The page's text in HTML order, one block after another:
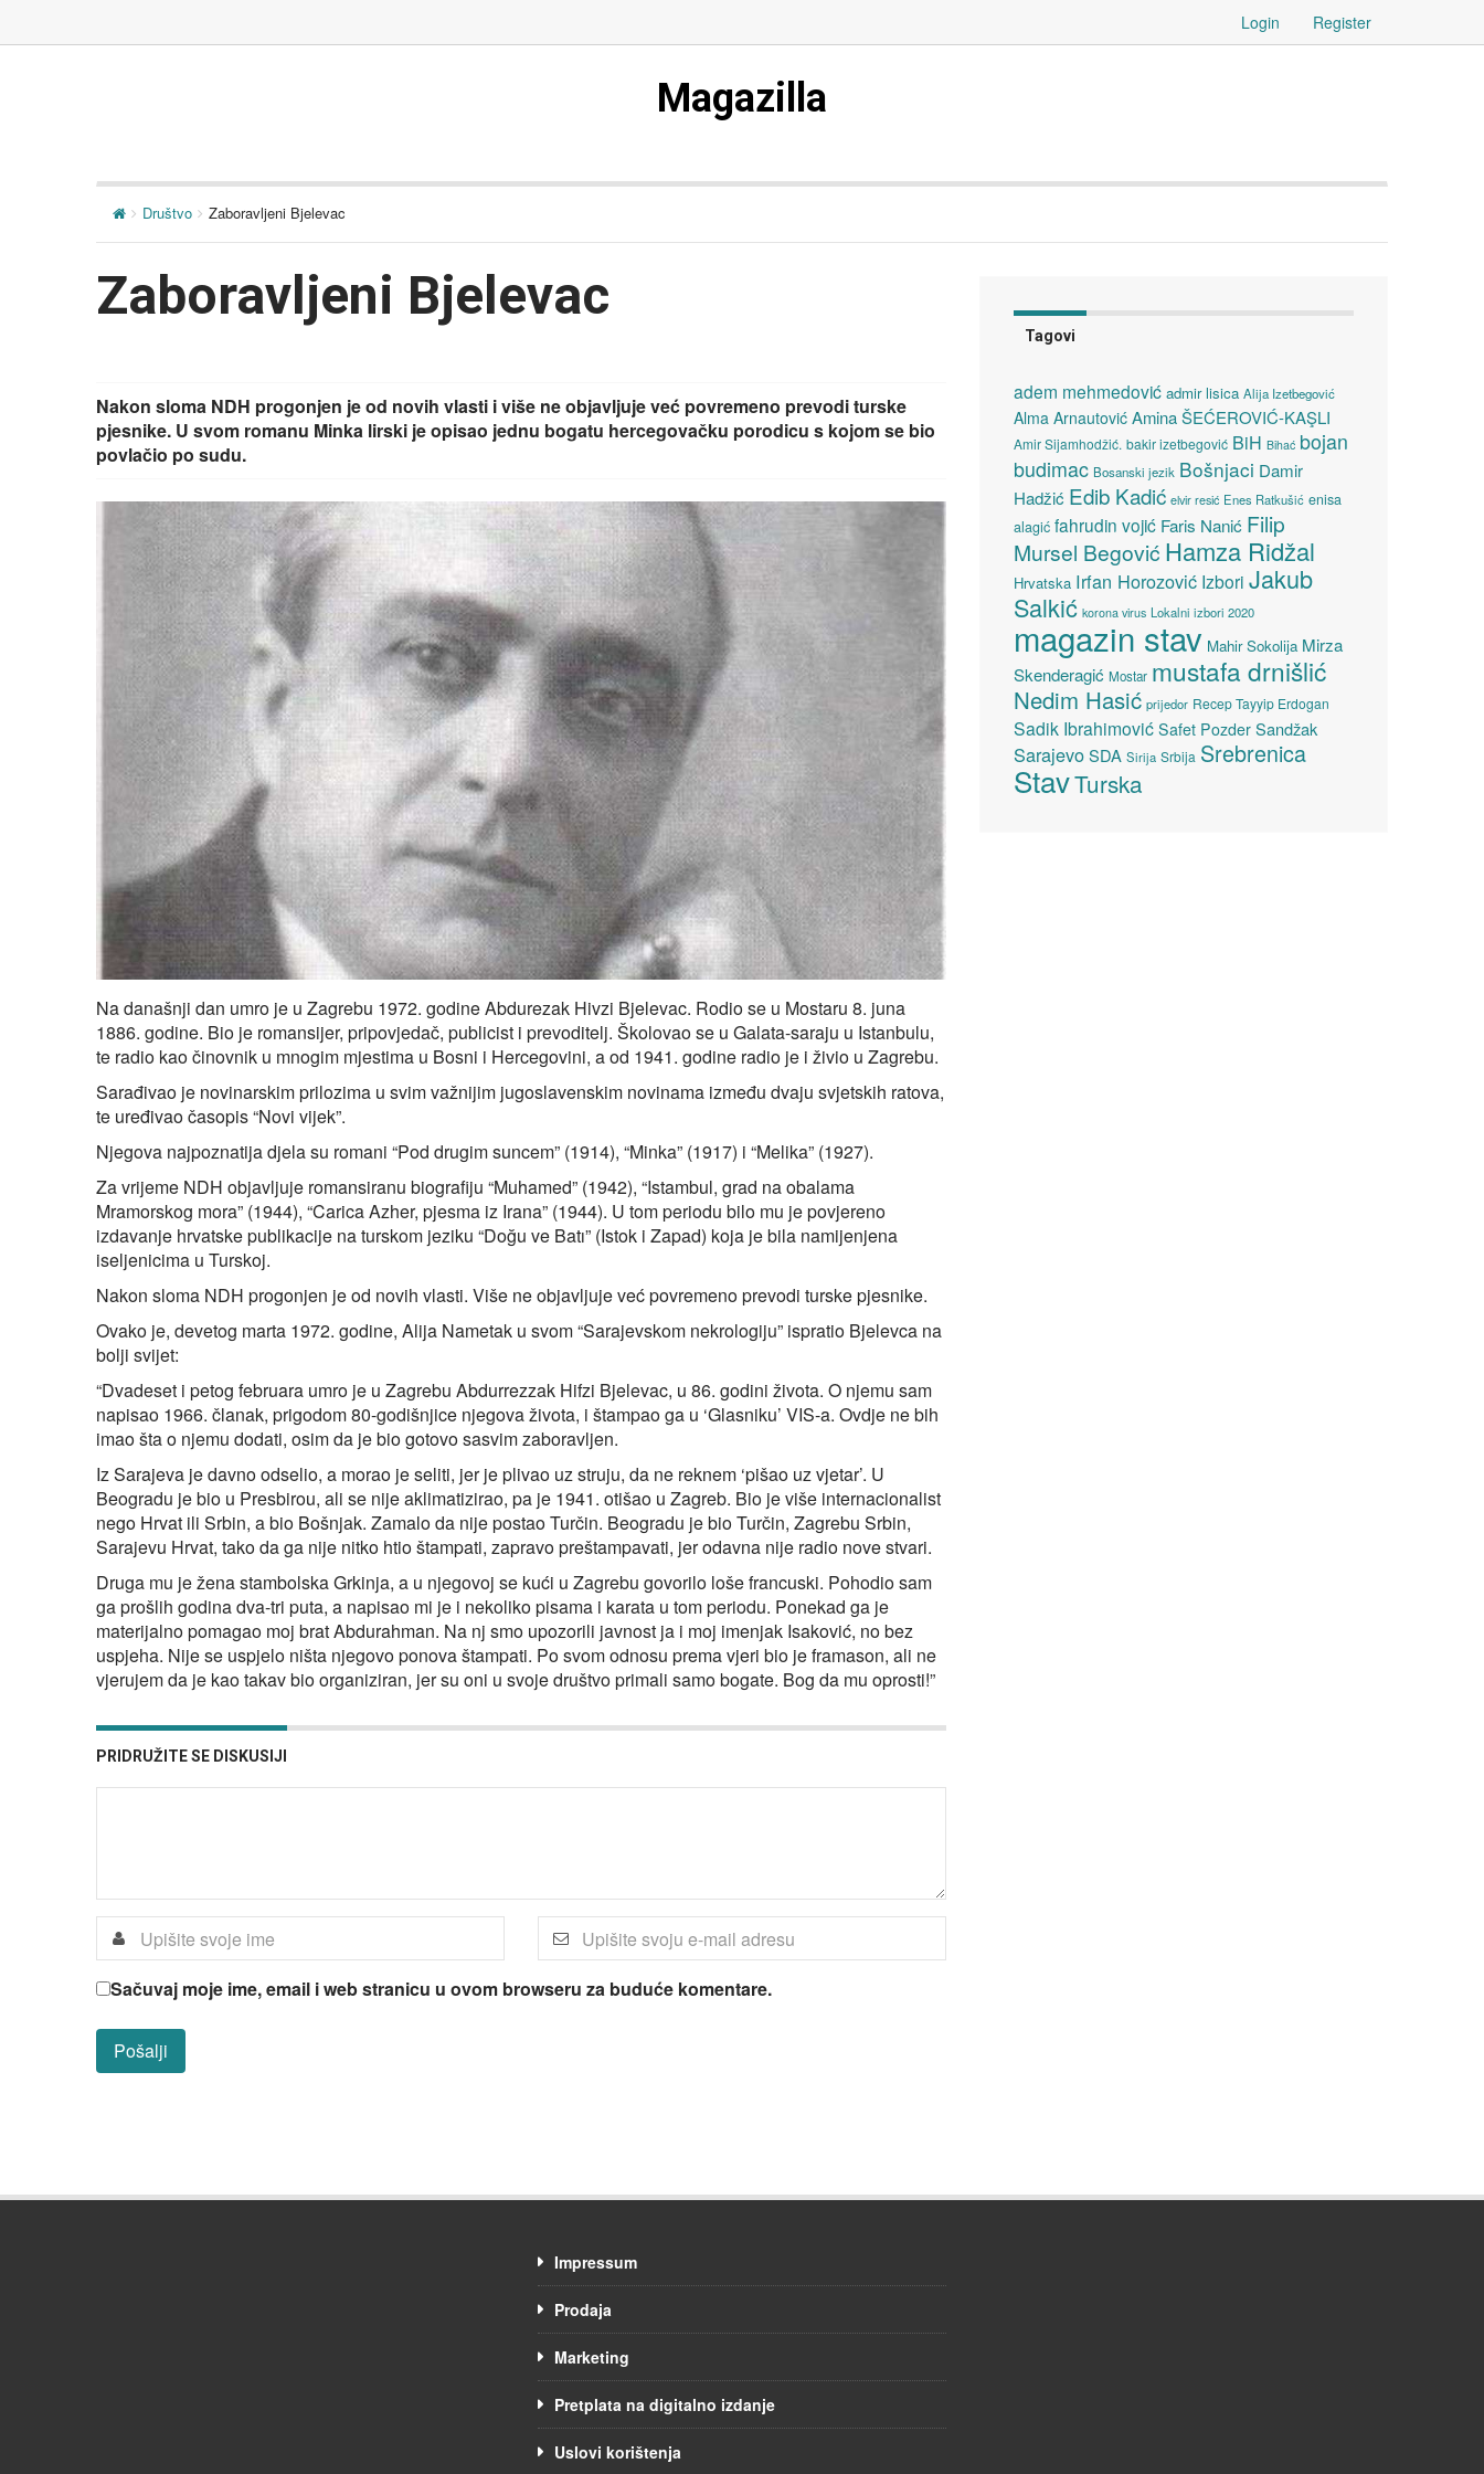
Login Register
Magazilla
Društvo Zaboravljeni Bjelevac
Zaboravljeni Bjelevac
Nakon sloma NDH progonjen je od novih vlasti i više ne objavljuje već povremeno prevodi turske
pjesnike. U svom romanu Minka lirski je opisao jednu bogatu hercegovačku porodicu s kojom se bio
povlačio po sudu.
Na današnji dan umro je u Zagrebu 1972. godine Abdurezak Hivzi Bjelevac. Rodio se u Mostaru 8. juna
1886. godine. Bio je romansijer, pripovjedač, publicist i prevoditelj. Školovao se u Galata-saraju u Istanbulu,
te radio kao činovnik u mnogim mjestima u Bosni i Hercegovini, a od 1941. godine radio je i živio u Zagrebu.
Sarađivao je novinarskim prilozima u svim važnijim jugoslavenskim novinama između dvaju svjetskih ratova,
te uređivao časopis “Novi vijek”.
Njegova najpoznatija djela su romani “Pod drugim suncem” (1914), “Minka” (1917) i “Melika” (1927).
Za vrijeme NDH objavljuje romansiranu biografiju “Muhamed” (1942), “Istambul, grad na obalama
Mramorskog mora” (1944), “Carica Azher, pjesma iz Irana” (1944). U tom periodu bilo mu je povjereno
izdavanje hrvatske publikacije na turskom jeziku “Doğu ve Batı” (Istok i Zapad) koja je bila namijenjena
iseljenicima u Turskoj.
Nakon sloma NDH progonjen je od novih vlasti. Više ne objavljuje već povremeno prevodi turske pjesnike.
Ovako je, devetog marta 1972. godine, Alija Nametak u svom “Sarajevskom nekrologiju” ispratio Bjelevca na
bolji svijet:
“Dvadeset i petog februara umro je u Zagrebu Abdurrezzak Hifzi Bjelevac, u 86. godini života. O njemu sam
napisao 1966. članak, prigodom 80-godišnjice njegova života, i štampao ga u ‘Glasniku’ VIS-a. Ovdje ne bih
imao šta o njemu dodati, osim da je bio gotovo sasvim zaboravljen.
Iz Sarajeva je davno odselio, a morao je seliti, jer je plivao uz struju, da ne reknem ‘pišao uz vjetar’. U
Beogradu je bio u Presbirou, ali se nije aklimatizirao, pa je 1941. otišao u Zagreb. Bio je više internacionalist
nego Hrvat ili Srbin, a bio Bošnjak. Zamalo da nije postao Turčin. Beogradu je bio Turčin, Zagrebu Srbin,
Sarajevu Hrvat, tako da ga nije nitko htio štampati, zapravo preštampavati, jer odavna nije radio nove stvari.
Druga mu je žena stambolska Grkinja, a u njegovoj se kući u Zagrebu govorilo loše francuski. Pohodio sam
ga prošlih godina dva-tri puta, a napisao mi je i nekoliko pisama i karata u tom periodu. Ponekad ga je
materijalno pomagao moj brat Abdurahman. Na nj smo upozorili javnost ja i moj imenjak Isaković, no bez
uspjeha. Nije se uspjelo ništa njegovo ponova štampati. Po svom odnosu prema vjeri bio je framason, ali ne
vjerujem da je kao takav bio organiziran, jer su oni u svoje društvo primali samo bogate. Bog da mu oprosti!”
PRIDRUŽITE SE DISKUSIJI
Sačuvaj moje ime, email i web stranicu u ovom browseru za buduće komentare.
Tagovi
adem mehmedović admir lisica Alija Izetbegović
Alma Arnautović Amina ŠEĆEROVIĆ-KAŞLI
Amir Sijamhodžić. bakir izetbegović BiH Bihać bojan
budimac Bosanski jezik Bošnjaci Damir
Hadžić Edib Kadić elvir resić Enes Ratkušić enisa
alagić fahrudin vojić Faris Nanić Filip
Mursel Begović Hamza Ridžal
Hrvatska Irfan Horozović Izbori Jakub
Salkić korona virus Lokalni izbori 2020
magazin stav Mahir Sokolija Mirza
Skenderagić Mostar mustafa drnišlić
Nedim Hasić prijedor Recep Tayyip Erdogan
Sadik Ibrahimović Safet Pozder Sandžak
SarajevoSDA Sirija Srbija Srebrenica
StavTurska
Impressum
Prodaja
Marketing
Pretplata na digitalno izdanje
Uslovi korištenja